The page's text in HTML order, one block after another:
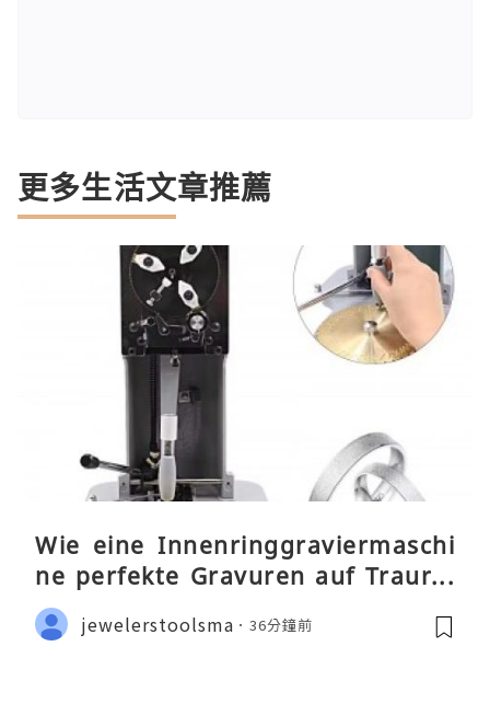
更多生活文章推薦
Wie eine Innenringgraviermaschi
ne perfekte Gravuren auf Traurin
gen ermöglicht
jewelerstoolsma 36分鐘前